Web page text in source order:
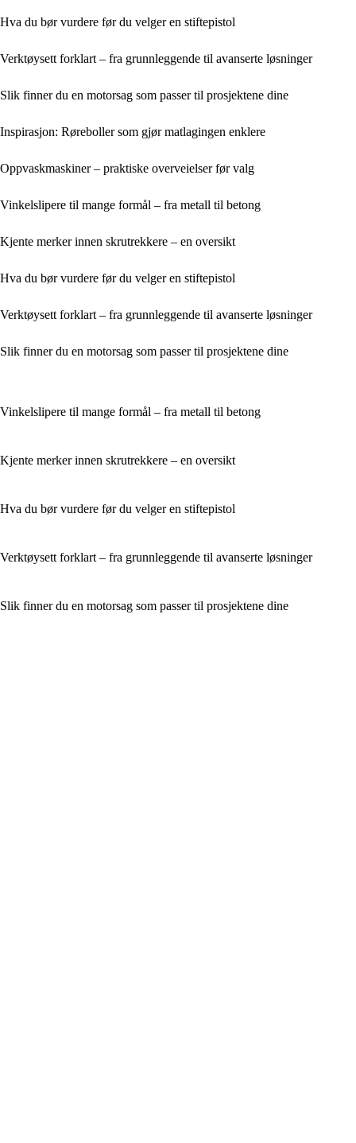
Hva du bør vurdere før du velger en stiftepistol
Verktøysett forklart – fra grunnleggende til avanserte løsninger
Slik finner du en motorsag som passer til prosjektene dine
Inspirasjon: Røreboller som gjør matlagingen enklere
Oppvaskmaskiner – praktiske overveielser før valg
Vinkelslipere til mange formål – fra metall til betong
Kjente merker innen skrutrekkere – en oversikt
Hva du bør vurdere før du velger en stiftepistol
Verktøysett forklart – fra grunnleggende til avanserte løsninger
Slik finner du en motorsag som passer til prosjektene dine
Vinkelslipere til mange formål – fra metall til betong
Kjente merker innen skrutrekkere – en oversikt
Hva du bør vurdere før du velger en stiftepistol
Verktøysett forklart – fra grunnleggende til avanserte løsninger
Slik finner du en motorsag som passer til prosjektene dine